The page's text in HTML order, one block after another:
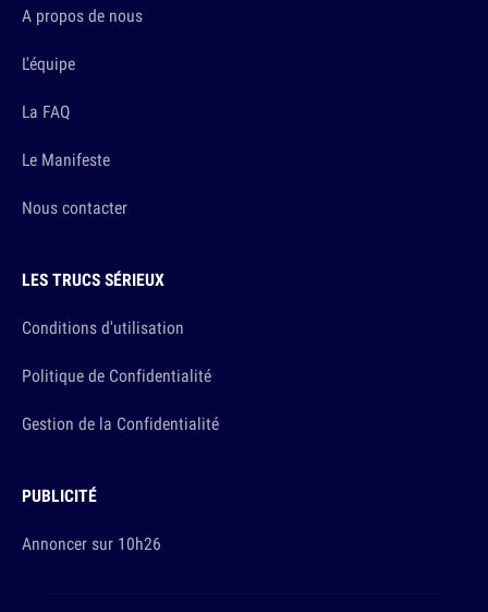
A propos de nous
L'équipe
La FAQ
Le Manifeste
Nous contacter
LES TRUCS SÉRIEUX
Conditions d'utilisation
Politique de Confidentialité
Gestion de la Confidentialité
PUBLICITÉ
Annoncer sur 10h26